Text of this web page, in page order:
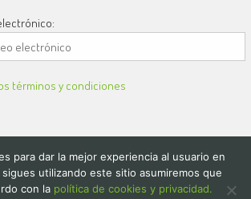
términos y condiciones
para dar la mejor experiencia al usuario en
utilizando este sitio asumiremos que
con la política de cookies y privacidad.